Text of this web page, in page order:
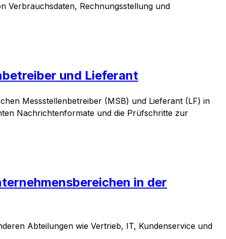
Verbrauchsdaten, Rechnungsstellung und
und Lieferant
Messstellenbetreiber (MSB) und Lieferant (LF) in
Nachrichtenformate und die Prüfschritte zur
in der
Abteilungen wie Vertrieb, IT, Kundenservice und